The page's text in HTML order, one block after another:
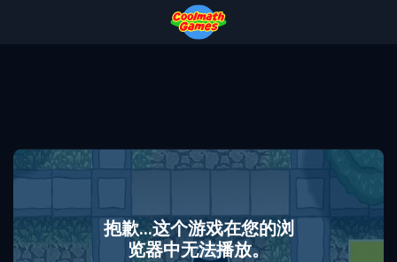
抱歉...这个游戏在您的浏
览器中无法播放。